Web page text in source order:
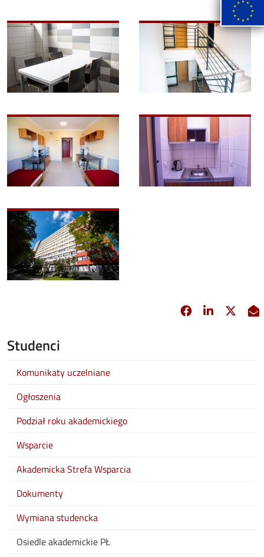
Image Image
Image Image
Image
Facebook
opens in new
Linkedin
opens in
X
Studenci
Komunikaty uczelniane
Ogłoszenia
Podział roku akademickiego
Wsparcie
Akademicka Strefa Wsparcia
Dokumenty
Wymiana studencka
Osiedle akademickie PŁ